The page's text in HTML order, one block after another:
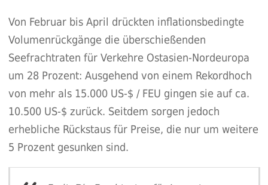
Von Februar bis April drückten inflationsbedingte
Volumenrückgänge die überschießenden
Seefrachtraten für Verkehre Ostasien-Nordeuropa
um 28 Prozent: Ausgehend von einem Rekordhoch
von mehr als 15.000 US-$ / FEU gingen sie auf ca.
10.500 US-$ zurück. Seitdem sorgen jedoch
erhebliche Rückstaus für Preise, die nur um weitere
5 Prozent gesunken sind.